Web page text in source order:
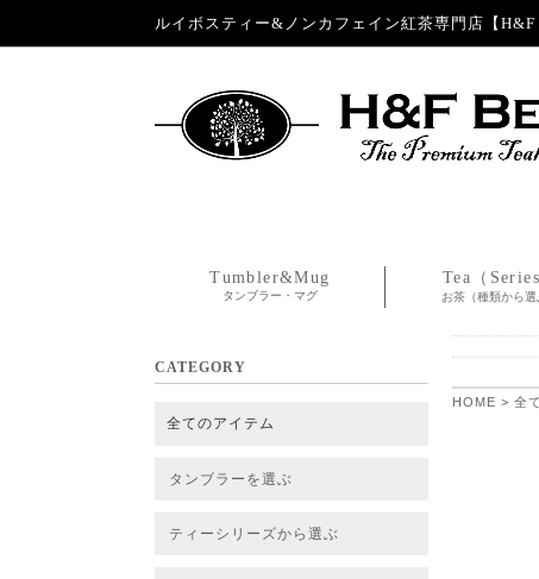
ルイボスティー&ノンカフェイン紅茶専門店【H&F
Tumbler&Mug
タンブラー・マグ
Tea（Series
お茶（種類から選
CATEGORY
全てのアイテム
タンブラーを選ぶ
ティーシリーズから選ぶ
HOME > 全